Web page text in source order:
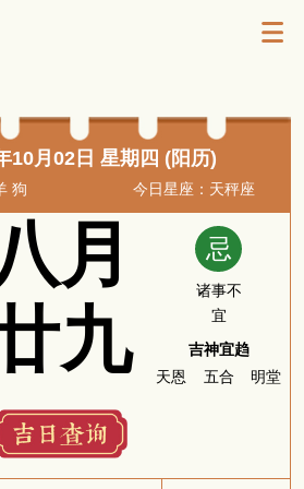
10月02日 星期四 (阳历)
狗 今日星座：天秤座
月
九
忌
诸事不
宜
吉神宜趋
天恩
五合 明堂